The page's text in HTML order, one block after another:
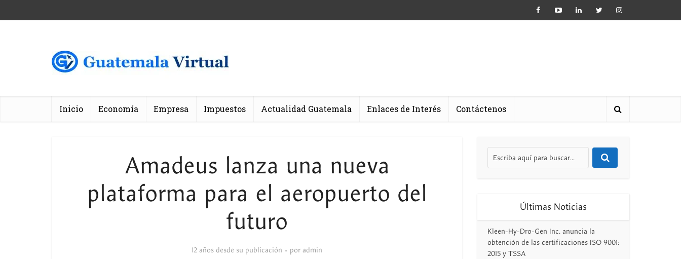
Inicio Economía Empresa Impuestos Actualidad Guatemala Enlaces de Interés Contáctenos
Amadeus lanza una nueva
plataforma para el aeropuerto del
futuro
12 años desde su publicación por admin
Últimas Noticias
Kleen-Hy-Dro-Gen Inc. anuncia la
obtención de las certificaciones ISO 9001:
2015 y TSSA